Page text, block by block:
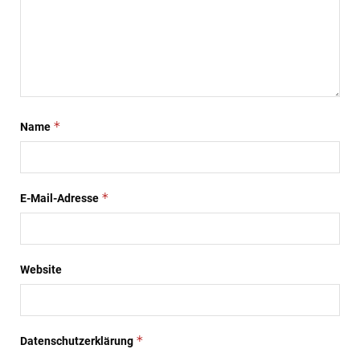
Name *
E-Mail-Adresse *
Website
Datenschutzerklärung *